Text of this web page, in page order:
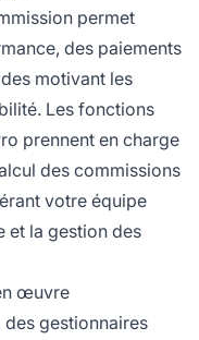
permet
des paiements
motivant les
Les fonctions
prennent en charge
des commissions
votre équipe
et la gestion des
œuvre
gestionnaires